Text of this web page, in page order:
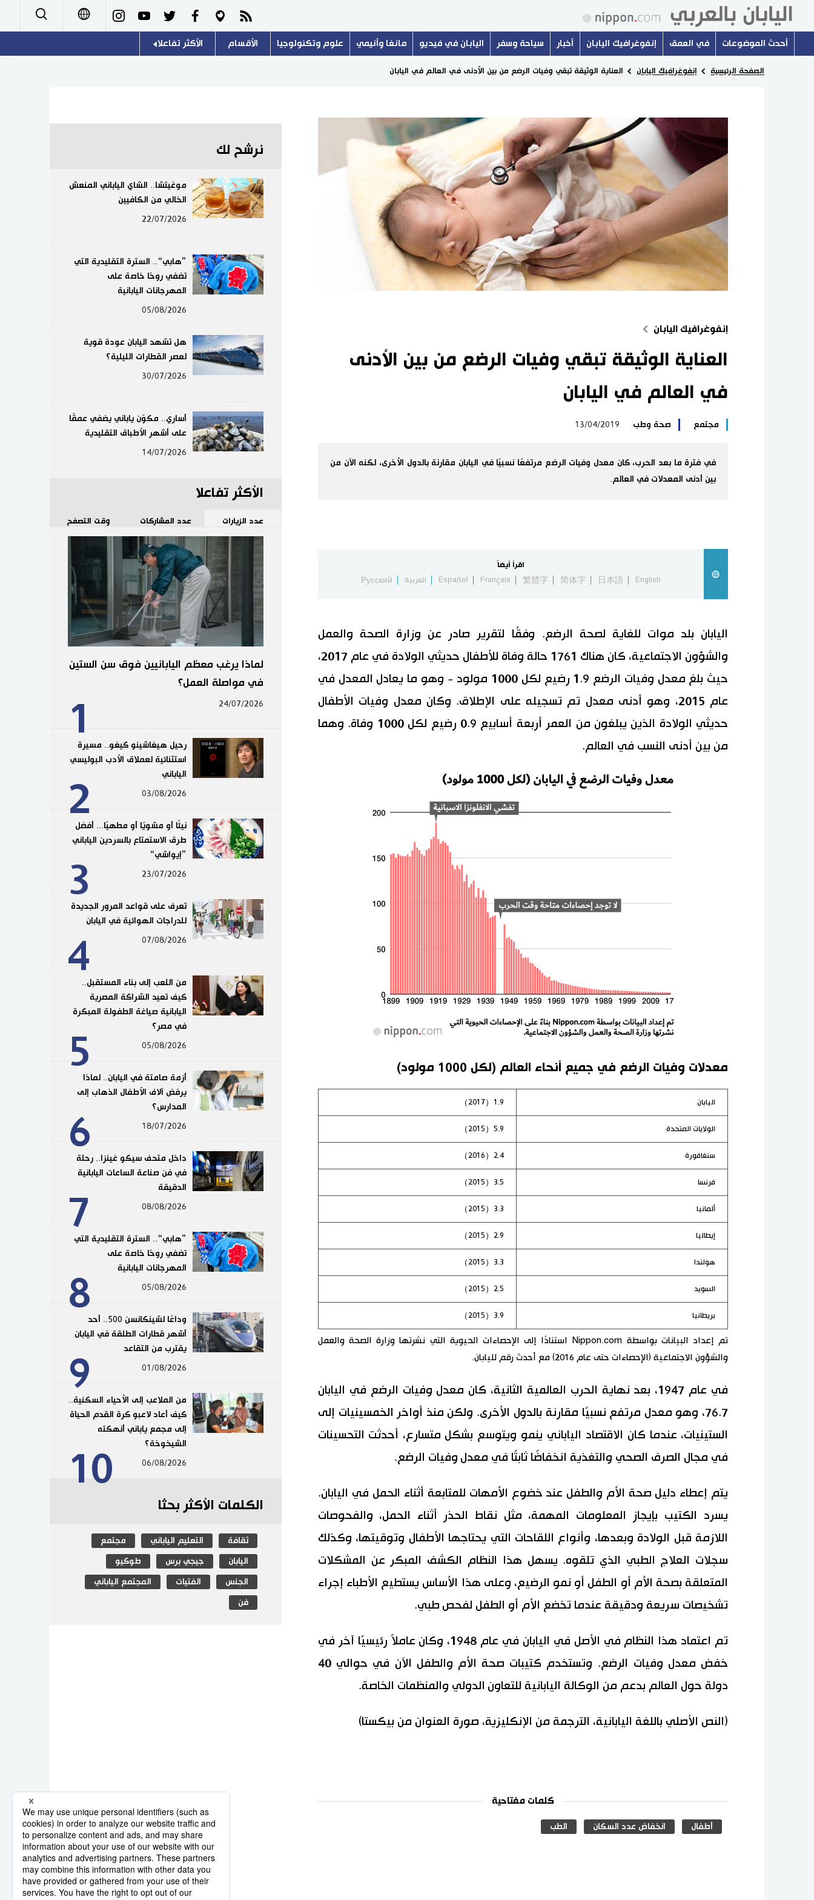
أحدث الموضوعات في العمق إنفوغرافيك اليابان أخبار سياحة وسفر اليابان في فيديو مانغا وأنيمي علوم وتكنولوجيا الأقسام
اقتصاد
ثقافة
لايف ستايل
إعلان
الأكثر تفاعلا
الصفحة الرئيسية إنفوغرافيك اليابان العناية الوثيقة تبقي وفيات الرضع من بين الأدنى في العالم في اليابان
إنفوغرافيك اليابان
العناية الوثيقة تبقي وفيات الرضع من بين الأدنى
في العالم في اليابان
مجتمع صحة وطب 13/04/2019
في فترة ما بعد الحرب، كان معدل وفيات الرضع مرتفعًا نسبيًا في اليابان مقارنة بالدول الأخرى، لكنه الآن من
بين أدنى المعدلات في العالم.
اقرأ أيضاً
English
日本語
简体字
繁體字
Français
Español العربية Русский
اليابان بلد موات للغاية لصحة الرضع. وفقًا لتقرير صادر عن وزارة الصحة والعمل
والشؤون الاجتماعية، كان هناك 1761 حالة وفاة للأطفال حديثي الولادة في عام 2017،
حيث بلغ معدل وفيات الرضع 1.9 رضيع لكل 1000 مولود - وهو ما يعادل المعدل في
عام 2015، وهو أدنى معدل تم تسجيله على الإطلاق. وكان معدل وفيات الأطفال
حديثي الولادة الذين يبلغون من العمر أربعة أسابيع 0.9 رضيع لكل 1000 وفاة. وهما
من بين أدنى النسب في العالم.
معدلات وفيات الرضع في جميع أنحاء العالم (لكل 1000 مولود)
اليابان 1.9（2017）
الولايات المتحدة 5.9（2015）
سنغافورة 2.4（2016）
فرنسا 3.5（2015）
ألمانيا 3.3（2015）
إيطاليا 2.9（2015）
هولندا 3.3（2015）
السويد 2.5（2015）
بريطانيا 3.9（2015）
تم إعداد البيانات بواسطة Nippon.com استنادًا إلى الإحصاءات الحيوية التي نشرتها وزارة الصحة والعمل
والشؤون الاجتماعية (الإحصاءات حتى عام 2016) مع أحدث رقم لليابان.
في عام 1947، بعد نهاية الحرب العالمية الثانية، كان معدل وفيات الرضع في اليابان
76.7، وهو معدل مرتفع نسبيًا مقارنة بالدول الأخرى. ولكن منذ أواخر الخمسينيات إلى
الستينيات، عندما كان الاقتصاد الياباني ينمو ويتوسع بشكل متسارع، أحدثت التحسينات
في مجال الصرف الصحي والتغذية انخفاضًا ثابتًا في معدل وفيات الرضع.
يتم إعطاء دليل صحة الأم والطفل عند خضوع الأمهات للمتابعة أثناء الحمل في اليابان.
يسرد الكتيب بإيجاز المعلومات المهمة، مثل نقاط الحذر أثناء الحمل، والفحوصات
اللازمة قبل الولادة وبعدها، وأنواع اللقاحات التي يحتاجها الأطفال وتوقيتها، وكذلك
سجلات العلاج الطبي الذي تلقوه. يسهل هذا النظام الكشف المبكر عن المشكلات
المتعلقة بصحة الأم أو الطفل أو نمو الرضيع، وعلى هذا الأساس يستطيع الأطباء إجراء
تشخيصات سريعة ودقيقة عندما تخضع الأم أو الطفل لفحص طبي.
تم اعتماد هذا النظام في الأصل في اليابان في عام 1948، وكان عاملاً رئيسيًا آخر في
خفض معدل وفيات الرضع. وتستخدم كتيبات صحة الأم والطفل الآن في حوالي 40
دولة حول العالم بدعم من الوكالة اليابانية للتعاون الدولي والمنظمات الخاصة.
(النص الأصلي باللغة اليابانية، الترجمة من الإنكليزية، صورة العنوان من بيكستا)
كلمات مفتاحية
أطفال انخفاض عدد السكان الطب
نرشح لك
موغيتشا.. الشاي الياباني المنعش
الخالي من الكافيين
22/07/2026
”هابي“.. السترة التقليدية التي
تضفي روحًا خاصة على
المهرجانات اليابانية
05/08/2026
هل تشهد اليابان عودة قوية
لعصر القطارات الليلية؟
30/07/2026
أساري.. مكوّن ياباني يضفي عمقًا
على أشهر الأطباق التقليدية
14/07/2026
الأكثر تفاعلا
عدد الزيارات عدد المشاركات وقت التصفح
1
لماذا يرغب معظم اليابانيين فوق سن الستين
في مواصلة العمل؟
24/07/2026
2
رحيل هيغاشينو كيغو.. مسيرة
استثنائية لعملاق الأدب البوليسي
الياباني
03/08/2026
3
نيئًا أو مشويًا أو مطهيًا... أفضل
طرق الاستمتاع بالسردين الياباني
”إيواشي“
23/07/2026
4
تعرف على قواعد المرور الجديدة
للدراجات الهوائية في اليابان
07/08/2026
5
من اللعب إلى بناء المستقبل..
كيف تعيد الشراكة المصرية
اليابانية صياغة الطفولة المبكرة
في مصر؟
05/08/2026
6
أزمة صامتة في اليابان.. لماذا
يرفض آلاف الأطفال الذهاب إلى
المدارس؟
18/07/2026
7
داخل متحف سيكو غينزا.. رحلة
في فن صناعة الساعات اليابانية
الدقيقة
08/08/2026
8
”هابي“.. السترة التقليدية التي
تضفي روحًا خاصة على
المهرجانات اليابانية
05/08/2026
9
وداعًا لشينكانسن 500.. أحد
أشهر قطارات الطلقة في اليابان
يقترب من التقاعد
01/08/2026
10
من الملاعب إلى الأحياء السكنية..
كيف أعاد لاعبو كرة القدم الحياة
إلى مجمع ياباني أنهكته
الشيخوخة؟
06/08/2026
الكلمات الأكثر بحثا
ثقافة التعليم الياباني مجتمع
اليابان جيجي برس طوكيو
الجنس الفتيات المجتمع الياباني
فن